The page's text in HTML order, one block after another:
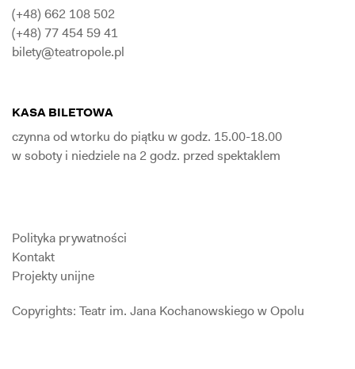
(+48) 662 108 502
(+48) 77 454 59 41
bilety@teatropole.pl
KASA BILETOWA
czynna od wtorku do piątku w godz. 15.00-18.00
w soboty i niedziele na 2 godz. przed spektaklem
Polityka prywatności
Kontakt
Projekty unijne
Copyrights: Teatr im. Jana Kochanowskiego w Opolu